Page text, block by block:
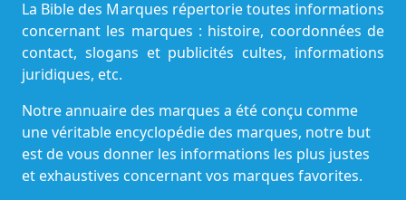
La Bible des Marques répertorie toutes informations
concernant les marques : histoire, coordonnées de
contact, slogans et publicités cultes, informations
juridiques, etc.
Notre annuaire des marques a été conçu comme
une véritable encyclopédie des marques, notre but
est de vous donner les informations les plus justes
et exhaustives concernant vos marques favorites.